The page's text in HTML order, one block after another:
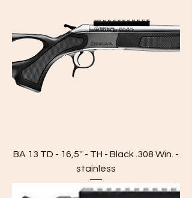
BA 13 TD - 16,5'' - TH - Black .308 Win. -
stainless